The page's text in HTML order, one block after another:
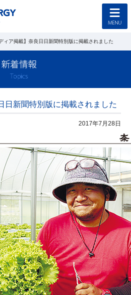
ディア掲載】奈良日日新聞特別版に掲載されました
日新聞特別版に掲載されました
2017年7月28日
プ